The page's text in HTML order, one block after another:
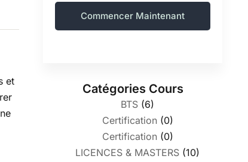
et
Commencer Maintenant
Catégories Cours
BTS (6)
Certification (0)
Certification (0)
LICENCES & MASTERS (10)